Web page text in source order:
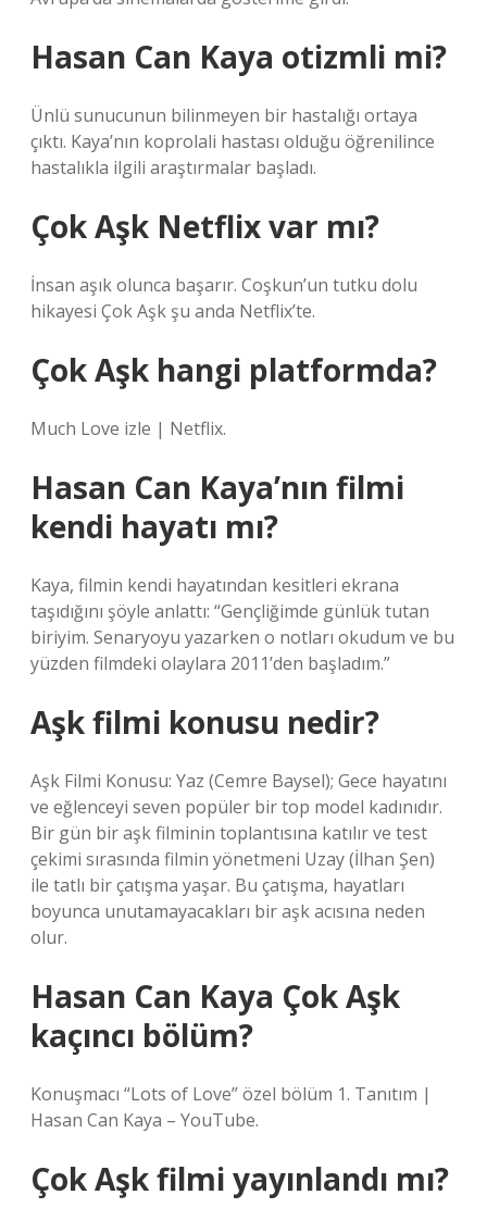
Hasan Can Kaya otizmli mi?
Ünlü sunucunun bilinmeyen bir hastalığı ortaya
çıktı. Kaya’nın koprolali hastası olduğu öğrenilince
hastalıkla ilgili araştırmalar başladı.
Çok Aşk Netflix var mı?
İnsan aşık olunca başarır. Coşkun’un tutku dolu
hikayesi Çok Aşk şu anda Netflix’te.
Çok Aşk hangi platformda?
Much Love izle | Netflix.
Hasan Can Kaya’nın filmi
kendi hayatı mı?
Kaya, filmin kendi hayatından kesitleri ekrana
taşıdığını şöyle anlattı: “Gençliğimde günlük tutan
biriyim. Senaryoyu yazarken o notları okudum ve bu
yüzden filmdeki olaylara 2011’den başladım.”
Aşk filmi konusu nedir?
Aşk Filmi Konusu: Yaz (Cemre Baysel); Gece hayatını
ve eğlenceyi seven popüler bir top model kadınıdır.
Bir gün bir aşk filminin toplantısına katılır ve test
çekimi sırasında filmin yönetmeni Uzay (İlhan Şen)
ile tatlı bir çatışma yaşar. Bu çatışma, hayatları
boyunca unutamayacakları bir aşk acısına neden
olur.
Hasan Can Kaya Çok Aşk
kaçıncı bölüm?
Konuşmacı “Lots of Love” özel bölüm 1. Tanıtım |
Hasan Can Kaya – YouTube.
Çok Aşk filmi yayınlandı mı?